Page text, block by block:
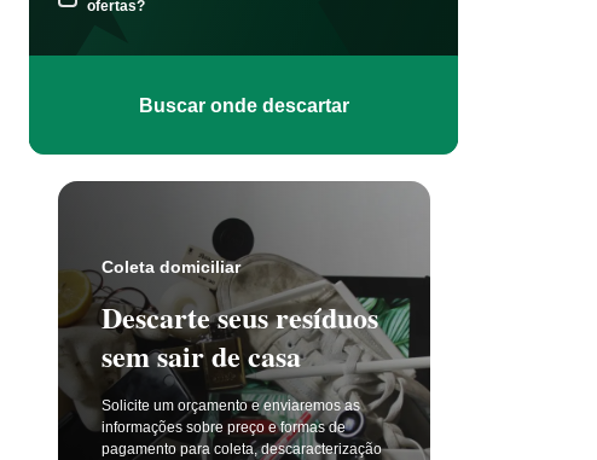
ofertas?
Buscar onde descartar
Coleta domiciliar
Descarte seus resíduos
sem sair de casa
Solicite um orçamento e enviaremos as
informações sobre preço e formas de
pagamento para coleta, descaracterização